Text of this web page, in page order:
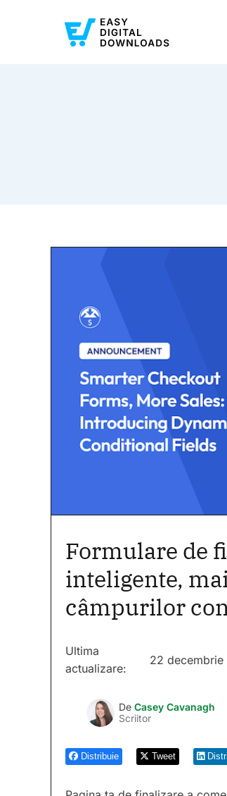
Formulare de
inteligente,
câmpurilor
Ultima
actualizare:
22 decembrie
De Casey Cavanagh
Scriitor
Distribuie Tweet